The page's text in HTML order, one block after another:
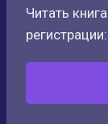
Читать
регистрации: